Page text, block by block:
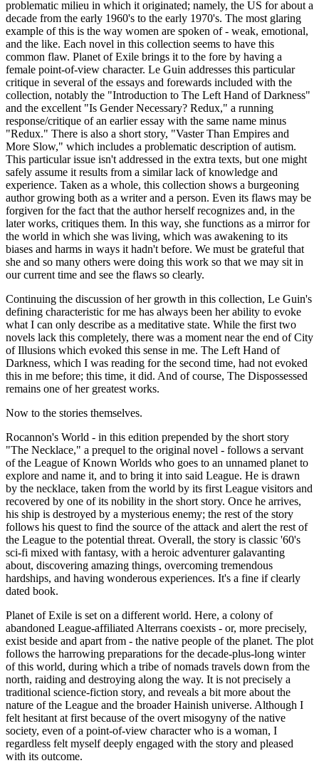
problematic milieu in which it originated; namely, the US for about a
decade from the early 1960's to the early 1970's. The most glaring
example of this is the way women are spoken of - weak, emotional,
and the like. Each novel in this collection seems to have this
common flaw. Planet of Exile brings it to the fore by having a
female point-of-view character. Le Guin addresses this particular
critique in several of the essays and forewards included with the
collection, notably the "Introduction to The Left Hand of Darkness"
and the excellent "Is Gender Necessary? Redux," a running
response/critique of an earlier essay with the same name minus
"Redux." There is also a short story, "Vaster Than Empires and
More Slow," which includes a problematic description of autism.
This particular issue isn't addressed in the extra texts, but one might
safely assume it results from a similar lack of knowledge and
experience. Taken as a whole, this collection shows a burgeoning
author growing both as a writer and a person. Even its flaws may be
forgiven for the fact that the author herself recognizes and, in the
later works, critiques them. In this way, she functions as a mirror for
the world in which she was living, which was awakening to its
biases and harms in ways it hadn't before. We must be grateful that
she and so many others were doing this work so that we may sit in
our current time and see the flaws so clearly.
Continuing the discussion of her growth in this collection, Le Guin's
defining characteristic for me has always been her ability to evoke
what I can only describe as a meditative state. While the first two
novels lack this completely, there was a moment near the end of City
of Illusions which evoked this sense in me. The Left Hand of
Darkness, which I was reading for the second time, had not evoked
this in me before; this time, it did. And of course, The Dispossessed
remains one of her greatest works.
Now to the stories themselves.
Rocannon's World - in this edition prepended by the short story
"The Necklace," a prequel to the original novel - follows a servant
of the League of Known Worlds who goes to an unnamed planet to
explore and name it, and to bring it into said League. He is drawn
by the necklace, taken from the world by its first League visitors and
recovered by one of its nobility in the short story. Once he arrives,
his ship is destroyed by a mysterious enemy; the rest of the story
follows his quest to find the source of the attack and alert the rest of
the League to the potential threat. Overall, the story is classic '60's
sci-fi mixed with fantasy, with a heroic adventurer galavanting
about, discovering amazing things, overcoming tremendous
hardships, and having wonderous experiences. It's a fine if clearly
dated book.
Planet of Exile is set on a different world. Here, a colony of
abandoned League-affiliated Alterrans coexists - or, more precisely,
exist beside and apart from - the native people of the planet. The plot
follows the harrowing preparations for the decade-plus-long winter
of this world, during which a tribe of nomads travels down from the
north, raiding and destroying along the way. It is not precisely a
traditional science-fiction story, and reveals a bit more about the
nature of the League and the broader Hainish universe. Although I
felt hesitant at first because of the overt misogyny of the native
society, even of a point-of-view character who is a woman, I
regardless felt myself deeply engaged with the story and pleased
with its outcome.